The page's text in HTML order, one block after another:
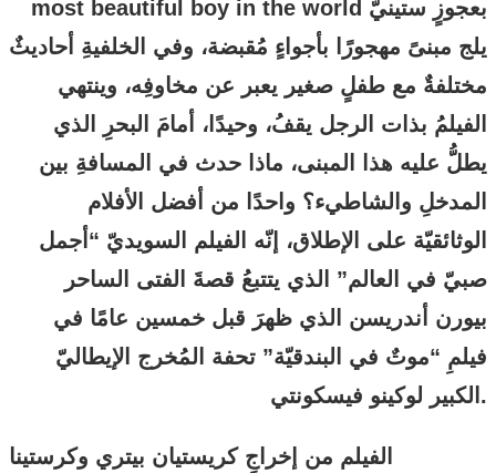
most beautiful boy in the world بعجوزٍ ستينيّ
يلج مبنىً مهجورًا بأجواءٍ مُقبضة، وفي الخلفيةِ أحاديثٌ
مختلفةٌ مع طفلٍ صغير يعبر عن مخاوفِه، وينتهي
الفيلمُ بذات الرجل يقفُ، وحيدًا، أمامَ البحرِ الذي
يطلُّ عليه هذا المبنى، ماذا حدث في المسافةِ بين
المدخلِ والشاطيء؟ واحدًا من أفضل الأفلام
الوثائقيّة على الإطلاق، إنّه الفيلم السويديّ “أجمل
صبيّ في العالم” الذي يتتبعُ قصةَ الفتى الساحر
بيورن أندريسن الذي ظهرَ قبل خمسين عامًا في
فيلمِ “موتٌ في البندقيّة” تحفة المُخرج الإيطاليّ
الكبير لوكينو فيسكونتي.
الفيلم من إخراجِ كريستيان بيتري وكرستينا